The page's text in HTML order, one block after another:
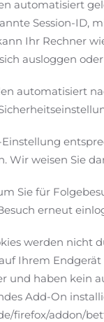
automatisiert
Session-ID,
Ihr Rechner
ausloggen
automatisiert
Wir weisen Sie
Sie für
erneut
werden nicht
Ihrem
und haben kein
Add-On
firefox/addon/